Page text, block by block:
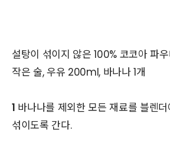
설탕이 섞이지 않은 100% 코코아 파
작은 술, 우유 200ml, 바나나 1개
1 바나나를 제외한 모든 재료를 블렌
섞이도록 간다.